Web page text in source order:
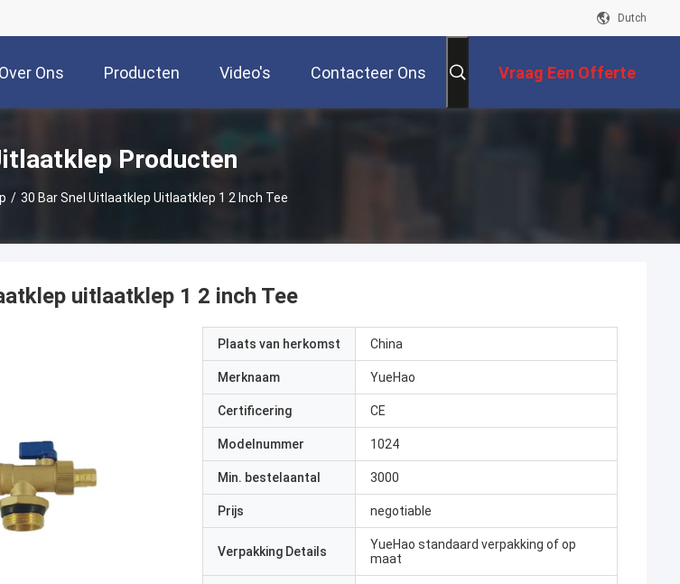
Dutch
Over Ons Producten Video's Contacteer Ons Vraag Een Offerte
Producten
/ 30 Bar Snel Uitlaatklep Uitlaatklep 1 2 Inch Tee
uitlaatklep 1 2 inch Tee
Plaats van herkomst China
Merknaam YueHao
Certificering CE
Modelnummer 1024
Min. bestelaantal 3000
Prijs negotiable
Verpakking Details
YueHao standaard verpakking of op
maat